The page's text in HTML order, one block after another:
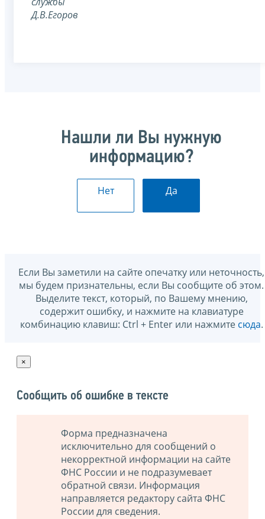
Д.В.Егоров
Нашли ли Вы нужную
информацию?
Нет Да
Если Вы заметили на сайте опечатку или неточность,
мы будем признательны, если Вы сообщите об этом.
Выделите текст, который, по Вашему мнению,
содержит ошибку, и нажмите на клавиатуре
комбинацию клавиш: Ctrl + Enter или нажмите сюда.
×
Сообщить об ошибке в тексте
Форма предназначена
исключительно для сообщений о
некорректной информации на сайте
ФНС России и не подразумевает
обратной связи. Информация
направляется редактору сайта ФНС
России для сведения.